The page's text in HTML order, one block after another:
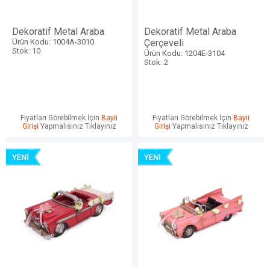
Dekoratif Metal Araba
Ürün Kodu: 1004A-3010
Stok: 10
Fiyatları Görebilmek İçin Bayii
Girişi Yapmalısınız Tıklayınız
Dekoratif Metal Araba
Çerçeveli
Ürün Kodu: 1204E-3104
Stok: 2
Fiyatları Görebilmek İçin Bayii
Girişi Yapmalısınız Tıklayınız